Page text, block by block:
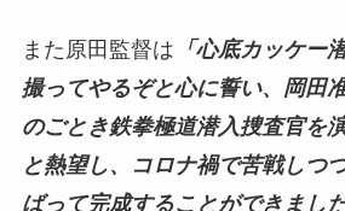
また原田監督は 「心底カッケー
撮ってやるぞと心に誓い、岡田
のごとき鉄拳極道潜入捜査官を
と熱望し、コロナ禍で苦戦しつ
ばって完成することができまし